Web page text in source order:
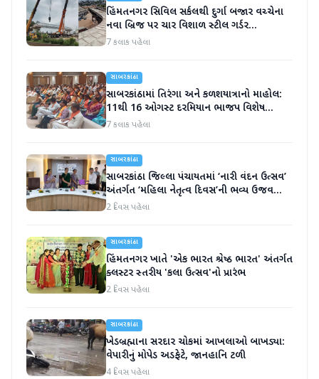
હિંમતનગર સિવિલ સર્કલથી દુર્ગા બજાર વચ્ચેના
નવા બ્રિજ પર ચાર વિશાળ સ્ટીલ ગર્ડર
સફળતાપૂર્વક લોન્ચ
7 કલાક પહેલા
સાબરકાંઠા
સાબરકાંઠામાં તિરંગા અને કળશયાત્રાનો માહોલ:
11થી 16 ઓગસ્ટ દરમિયાન ભાજપ વિશેષ
કાર્યક્રમો યોજશે
7 કલાક પહેલા
સાબરકાંઠા
સાબરકાંઠા જિલ્લા પંચાયતમાં ‘નારી વંદન ઉત્સવ’
અંતર્ગત ‘મહિલા નેતૃત્વ દિવસ’ની ભવ્ય ઉજવણી
કરાઈ
2 દિવસ પહેલા
સાબરકાંઠા
હિંમતનગર ખાતે 'એક ભારત શ્રેષ્ઠ ભારત' અંતર્ગત
ક્લસ્ટર સ્તરીય 'કલા ઉત્સવ'નો પ્રારંભ
2 દિવસ પહેલા
સાબરકાંઠા
ખેડબ્રહ્માના સરદાર ચોકમાં આખલાઓ બાખડ્યા:
વેપારીનું મોપેડ અડફેટે, જાનહાનિ ટળી
4 દિવસ પહેલા